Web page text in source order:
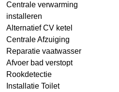
Centrale verwarming
installeren
Alternatief CV ketel
Centrale Afzuiging
Reparatie vaatwasser
Afvoer bad verstopt
Rookdetectie
Installatie Toilet